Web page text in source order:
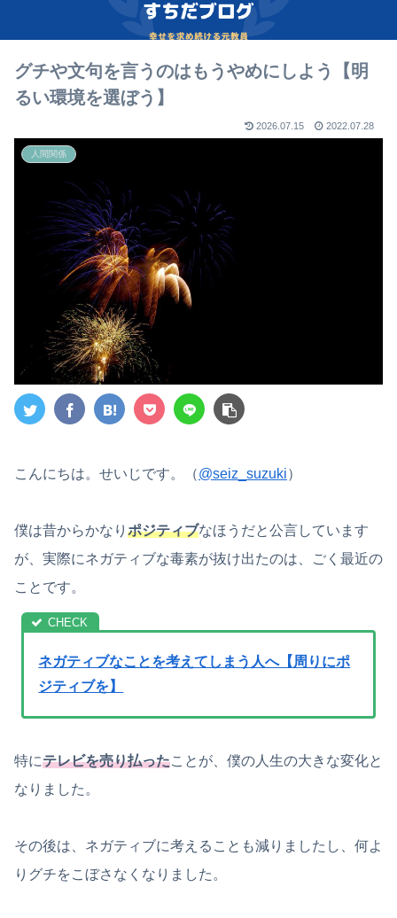
グチや文句を言うのはもうやめにしよう【明
るい環境を選ぼう】
2026.07.15 2022.07.28
人間関係
こんにちは。せいじです。（@seiz_suzuki）
僕は昔からかなり ポジティブなほうだと公言しています
が、実際にネガティブな毒素が抜け出たのは、ごく最近の
ことです。
ネガティブなことを考えてしまう人へ【周りにポ
ジティブを】
特にテレビを売り払ったことが、僕の人生の大きな変化と
なりました。
その後は、ネガティブに考えることも減りましたし、何よ
りグチをこぼさなくなりました。